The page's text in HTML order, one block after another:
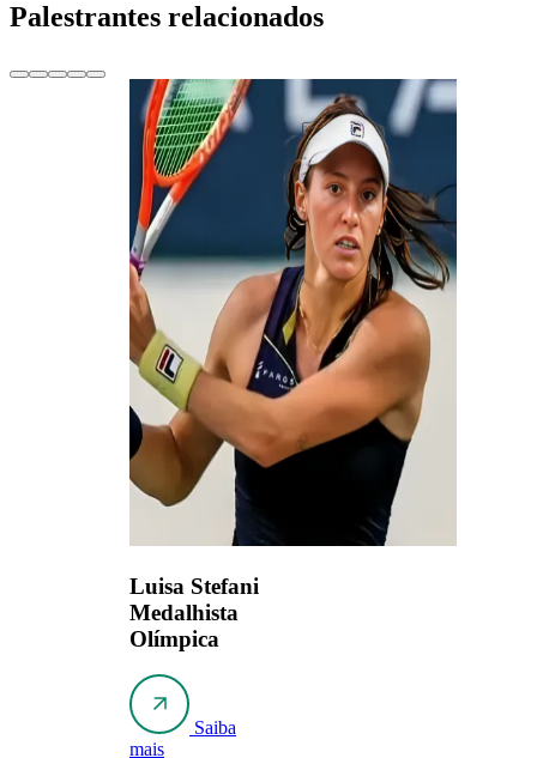
Palestrantes relacionados
Luisa Stefani
Medalhista
Olímpica
Saiba
mais